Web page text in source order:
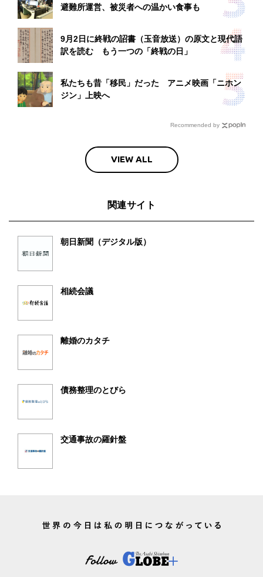
避難所運営、被災者への温かい食事も
9月2日に終戦の詔書（玉音放送）の原文と現代語
訳を読む もう一つの「終戦の日」
私たちも昔「移民」だった アニメ映画「ニホン
ジン」上映へ
Recommended by
VIEW ALL
関連サイト
朝日新聞（デジタル版）
相続会議
離婚のカタチ
債務整理のとびら
交通事故の羅針盤